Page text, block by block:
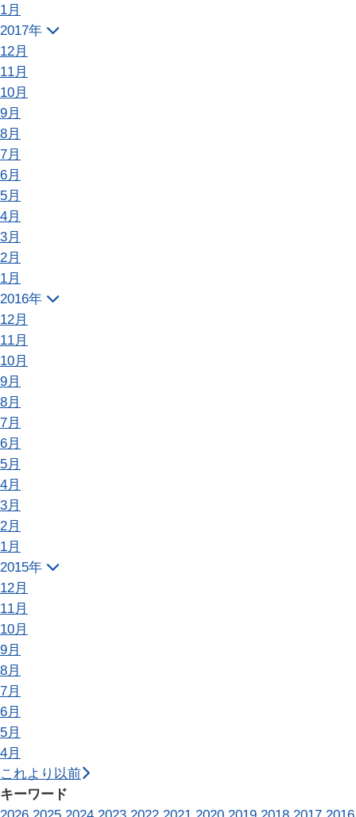
1月
2017年
12月
11月
10月
9月
8月
7月
6月
5月
4月
3月
2月
1月
2016年
12月
11月
10月
9月
8月
7月
6月
5月
4月
3月
2月
1月
2015年
12月
11月
10月
9月
8月
7月
6月
5月
4月
これより以前
キーワード